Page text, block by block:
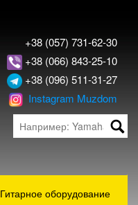
+38 (057) 731-62-30
+38 (066) 843-25-10
+38 (096) 511-31-27
Instagram Muzdom
Гитарное оборудование